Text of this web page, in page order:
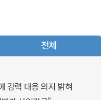
전체
강력 대응 의지 밝혀